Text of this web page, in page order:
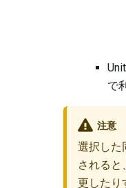
で
注意
選択した
されると
更したり